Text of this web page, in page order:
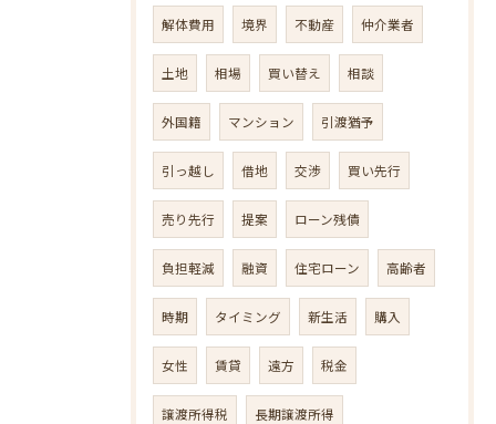
解体費用 境界 不動産 仲介業者
土地 相場 買い替え 相談
外国籍 マンション 引渡猶予
引っ越し 借地 交渉 買い先行
売り先行 提案 ローン残債
負担軽減 融資 住宅ローン 高齢者
時期 タイミング 新生活 購入
女性 賃貸 遠方 税金
譲渡所得税 長期譲渡所得